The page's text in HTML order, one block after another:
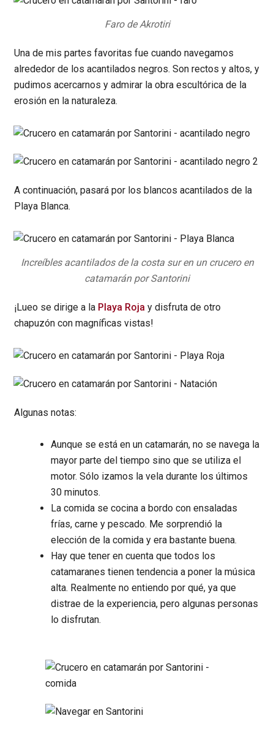
Faro de Akrotiri
Una de mis partes favoritas fue cuando navegamos
alrededor de los acantilados negros. Son rectos y altos, y
pudimos acercarnos y admirar la obra escultórica de la
erosión en la naturaleza.
A continuación, pasará por los blancos acantilados de la
Playa Blanca.
Increíbles acantilados de la costa sur en un crucero en
catamarán por Santorini
¡Lueo se dirige a la Playa Roja y disfruta de otro
chapuzón con magníficas vistas!
Algunas notas:
Aunque se está en un catamarán, no se navega la
mayor parte del tiempo sino que se utiliza el
motor. Sólo izamos la vela durante los últimos
30 minutos.
La comida se cocina a bordo con ensaladas
frías, carne y pescado. Me sorprendió la
elección de la comida y era bastante buena.
Hay que tener en cuenta que todos los
catamaranes tienen tendencia a poner la música
alta. Realmente no entiendo por qué, ya que
distrae de la experiencia, pero algunas personas
lo disfrutan.